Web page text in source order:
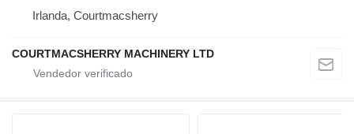
Irlanda, Courtmacsherry
COURTMACSHERRY MACHINERY LTD